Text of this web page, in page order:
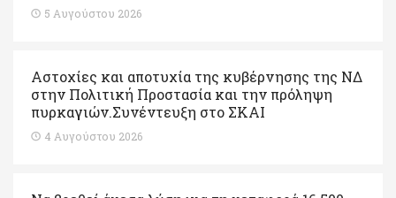
5 Αυγούστου 2026
Αστοχίες και αποτυχία της κυβέρνησης της ΝΔ
στην Πολιτική Προστασία και την πρόληψη
πυρκαγιών.Συνέντευξη στο ΣΚΑΙ
4 Αυγούστου 2026